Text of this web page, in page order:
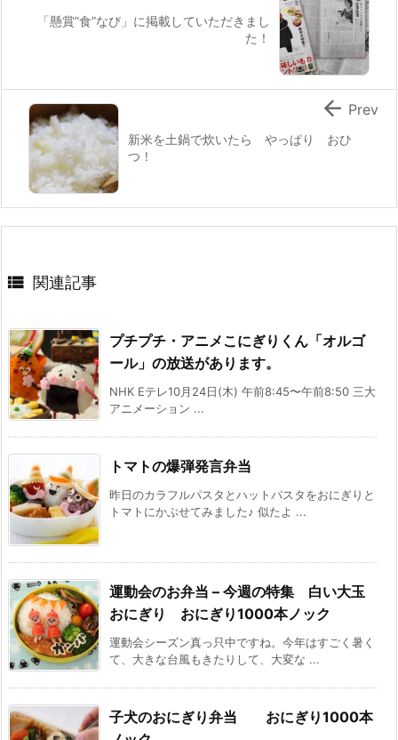
「懸賞”食”なび」に掲載していただきまし
た！
新米を土鍋で炊いたら やっぱり おひ
つ！
 Prev
 関連記事
プチプチ・アニメこにぎりくん「オルゴ
ール」の放送があります。
NHK Eテレ10月24日(木) 午前8:45〜午前8:50 三大
アニメーション ...
トマトの爆弾発言弁当
昨日のカラフルパスタとハットパスタをおにぎりと
トマトにかぶせてみました♪ 似たよ ...
運動会のお弁当 – 今週の特集 白い大玉
おにぎり おにぎり1000本ノック
運動会シーズン真っ只中ですね。今年はすごく暑く
て、大きな台風もきたりして、大変な ...
子犬のおにぎり弁当 おにぎり1000本